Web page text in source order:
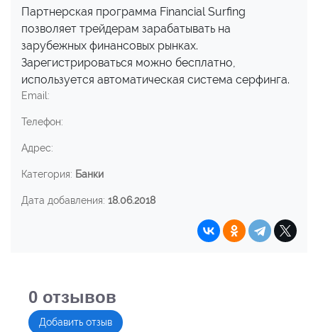
Партнерская программа Financial Surfing
позволяет трейдерам зарабатывать на
зарубежных финансовых рынках.
Зарегистрироваться можно бесплатно,
используется автоматическая система серфинга.
Email:
Телефон:
Адрес:
Категория: Банки
Дата добавления: 18.06.2018
0 отзывов
Добавить отзыв